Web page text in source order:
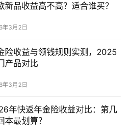
新品收益高不高？适合谁买？
年3月2日
险收益与领钱规则实测，2025
产品对比
年3月2日
年快返年金险收益对比：第几
本最划算？